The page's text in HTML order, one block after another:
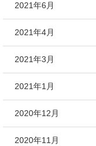
2021年6月
2021年4月
2021年3月
2021年1月
2020年12月
2020年11月